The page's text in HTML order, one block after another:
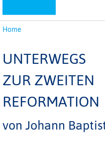
Home
UNTERWEGS
ZUR ZWEITEN
REFORMATION
von Johann